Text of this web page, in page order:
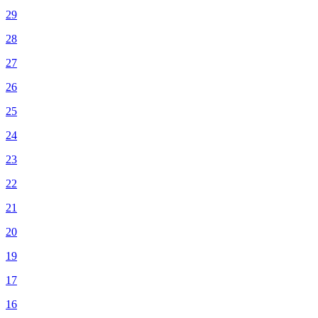
29
28
27
26
25
24
23
22
21
20
19
17
16